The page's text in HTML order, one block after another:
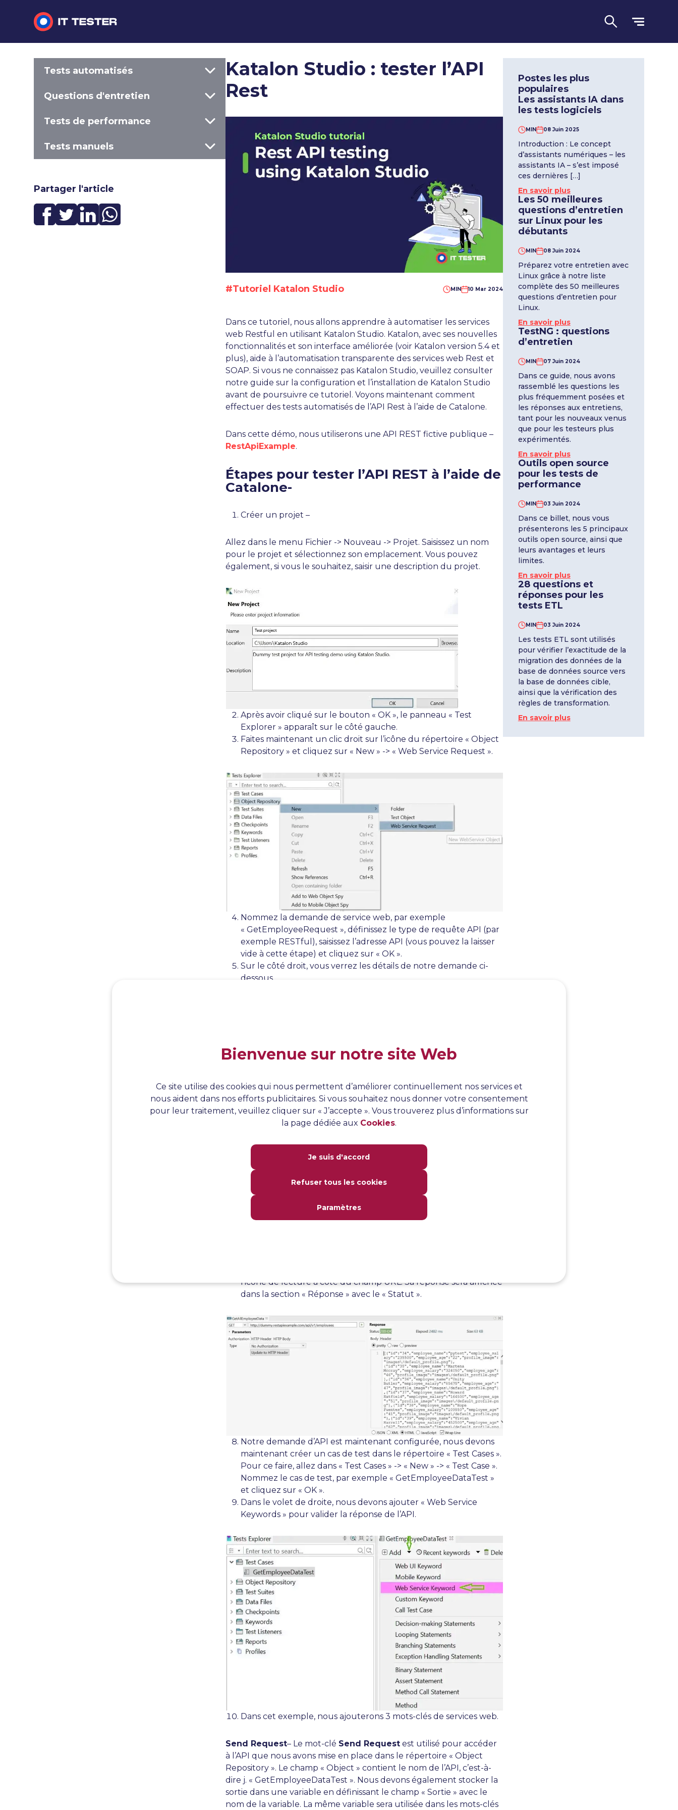
Questions d'entretien
Tests de performance
Tests manuels
Langue
Tests automatisés
Questions d'entretien
Tests de performance
Tests manuels
Partager l'article
Katalon Studio : tester l’API
Rest
#Tutoriel Katalon Studio MIN 10 Mar 2024
Dans ce tutoriel, nous allons apprendre à automatiser les services
web Restful en utilisant Katalon Studio. Katalon, avec ses nouvelles
fonctionnalités et son interface améliorée (voir Katalon version 5.4 et
plus), aide à l’automatisation transparente des services web Rest et
SOAP. Si vous ne connaissez pas Katalon Studio, veuillez consulter
notre guide sur la configuration et l’installation de Katalon Studio
avant de poursuivre ce tutoriel. Voyons maintenant comment
effectuer des tests automatisés de l’API Rest à l’aide de Catalone.
Dans cette démo, nous utiliserons une API REST fictive publique –
RestApiExample.
Étapes pour tester l’API REST à l’aide de
Catalone-
Créer un projet –
Allez dans le menu Fichier -> Nouveau -> Projet. Saisissez un nom
pour le projet et sélectionnez son emplacement. Vous pouvez
également, si vous le souhaitez, saisir une description du projet.
Après avoir cliqué sur le bouton « OK », le panneau « Test
Explorer » apparaît sur le côté gauche.
Faites maintenant un clic droit sur l’icône du répertoire « Object
Repository » et cliquez sur « New » -> « Web Service Request ».
Nommez la demande de service web, par exemple
« GetEmployeeRequest », définissez le type de requête API (par
exemple RESTful), saisissez l’adresse API (vous pouvez la laisser
vide à cette étape) et cliquez sur « OK ».
Sur le côté droit, vous verrez les détails de notre demande ci-
dessous.
Nous pouvons maintenant définir des champs avec des données
Méthode API HTTP, par exemple GET
URL DE L’API
http://dummy.restapiexample.com/api/v1/employees
l’icône de lecture à côté du champ URL. Sa réponse sera affichée
dans la section « Réponse » avec le « Statut ».
Notre demande d’API est maintenant configurée, nous devons
maintenant créer un cas de test dans le répertoire « Test Cases ».
Pour ce faire, allez dans « Test Cases » -> « New » -> « Test Case ».
Nommez le cas de test, par exemple « GetEmployeeDataTest »
et cliquez sur « OK ».
Dans le volet de droite, nous devons ajouter « Web Service
Keywords » pour valider la réponse de l’API.
Dans cet exemple, nous ajouterons 3 mots-clés de services web.
Send Request– Le mot-clé Send Request est utilisé pour accéder
à l’API que nous avons mise en place dans le répertoire « Object
Repository ». Le champ « Object » contient le nom de l’API, c’est-à-
dire j. « GetEmployeeDataTest ». Nous devons également stocker la
sortie dans une variable en définissant le champ « Sortie » avec le
nom de la variable. La même variable sera utilisée dans les mots-clés
Postes les plus
populaires
Les assistants IA dans
les tests logiciels
MIN 08 Juin 2025
Introduction : Le concept
d’assistants numériques – les
assistants IA – s’est imposé
ces dernières […]
En savoir plus
Les 50 meilleures
questions d’entretien
sur Linux pour les
débutants
MIN 08 Juin 2024
Préparez votre entretien avec
Linux grâce à notre liste
complète des 50 meilleures
questions d’entretien pour
Linux.
En savoir plus
TestNG : questions
d’entretien
MIN 07 Juin 2024
Dans ce guide, nous avons
rassemblé les questions les
plus fréquemment posées et
les réponses aux entretiens,
tant pour les nouveaux venus
que pour les testeurs plus
expérimentés.
En savoir plus
Outils open source
pour les tests de
performance
MIN 03 Juin 2024
Dans ce billet, nous vous
présenterons les 5 principaux
outils open source, ainsi que
leurs avantages et leurs
limites.
En savoir plus
28 questions et
réponses pour les
tests ETL
MIN 03 Juin 2024
Les tests ETL sont utilisés
pour vérifier l’exactitude de la
migration des données de la
base de données source vers
la base de données cible,
ainsi que la vérification des
règles de transformation.
En savoir plus
Bienvenue sur notre site Web
Ce site utilise des cookies qui nous permettent d’améliorer continuellement nos services et
nous aident dans nos efforts publicitaires. Si vous souhaitez nous donner votre consentement
pour leur traitement, veuillez cliquer sur « J’accepte ». Vous trouverez plus d’informations sur
la page dédiée aux Cookies.
Je suis d'accord
Refuser tous les cookies
Paramètres